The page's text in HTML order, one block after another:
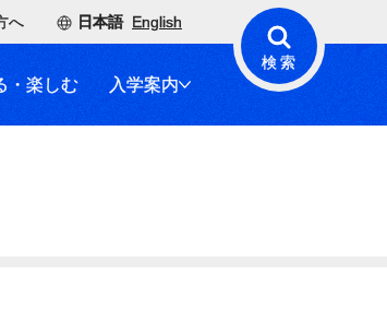
へ 日本語 English
・楽しむ 入学案内
検索